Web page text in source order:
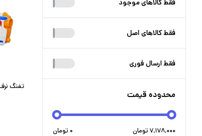
فقط کالا‌های موجود
فقط کالا‌های اصل
فقط ارسال فوری
محدوده قیمت
۷,۱۷۸,۰۰۰ تومان ۰ تومان
تفنگ نرف